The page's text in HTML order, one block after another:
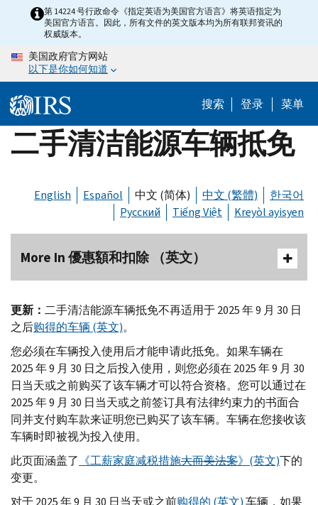
content
第 14224 号行政命令《指定英语为美国官方语言》将英语指定为
美国官方语言。因此，所有文件的英文版本均为所有联邦资讯的
权威版本。
美国政府官方网站
以下是你如何知道
搜索 登录 菜单
二手清洁能源车辆抵免
English Español 中文 (简体) 中文 (繁體)
한국어
Русский
Tiếng Việt Kreyòl ayisyen
More In 優惠額和扣除 （英文）
更新： 二手清洁能源车辆抵免不再适用于 2025 年 9 月 30 日
之后购得的车辆 (英文)。
您必须在车辆投入使用后才能申请此抵免。如果车辆在
2025 年 9 月 30 日之后投入使用，则您必须在 2025 年 9 月 30
日当天或之前购买了该车辆才可以符合资格。您可以通过在
2025 年 9 月 30 日当天或之前签订具有法律约束力的书面合
同并支付购车款来证明您已购买了该车辆。车辆在您接收该
车辆时即被视为投入使用。
此页面涵盖了 《工薪家庭减税措施大而美法案》(英文)下的
变更。
对于 2025 年 9 月 30 日当天或之前购得的 (英文)车辆，如果